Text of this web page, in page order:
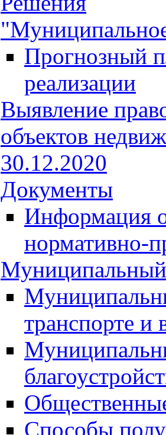
Прогнозный
реализации
Выявление
объектов
30.12.2020
Документы
Информация
нормативно-
Муниципальный
транспорте и
Способы